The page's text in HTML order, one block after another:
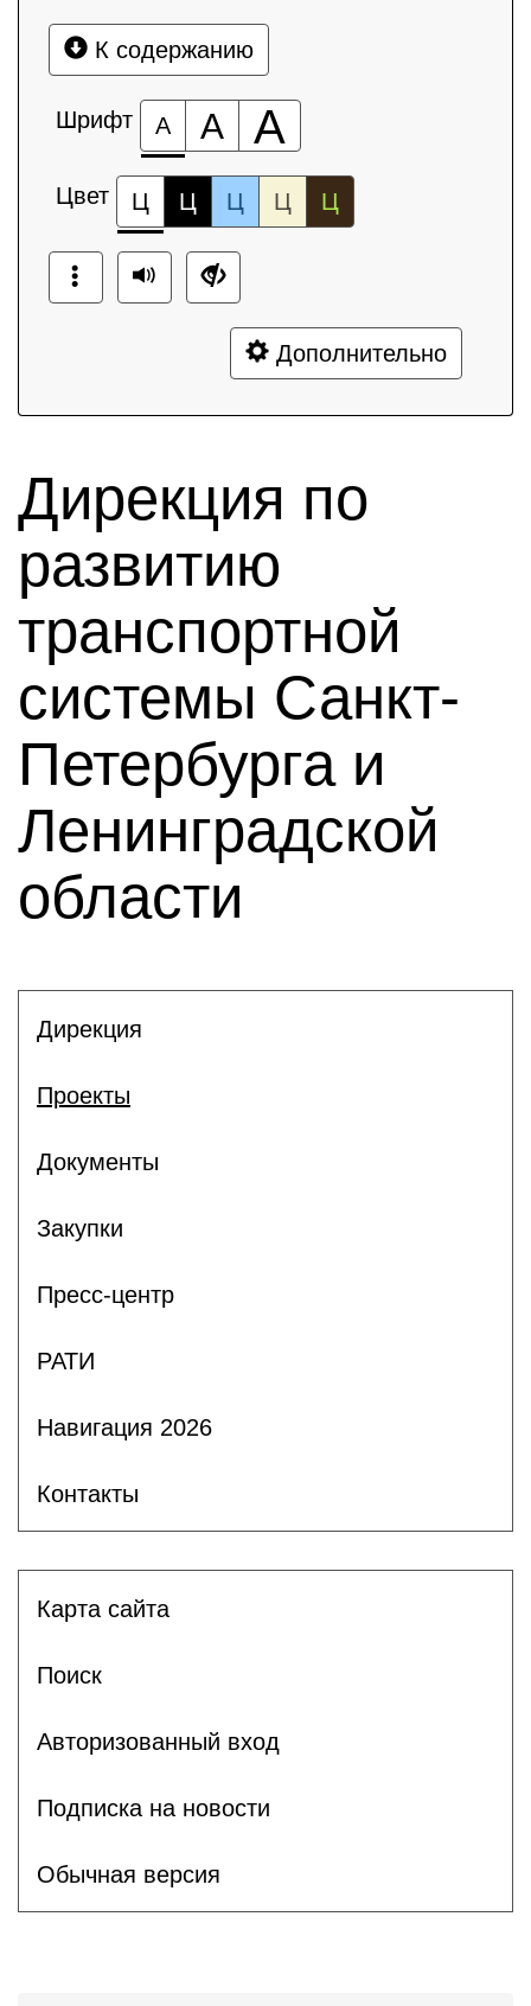
К содержанию
Шрифт А А А
Цвет Ц Ц Ц Ц Ц
Дополнительно
Дирекция по
развитию
транспортной
системы Санкт-
Петербурга и
Ленинградской
области
Дирекция
Проекты
Документы
Закупки
Пресс-центр
РАТИ
Навигация 2026
Контакты
Карта сайта
Поиск
Авторизованный вход
Подписка на новости
Обычная версия